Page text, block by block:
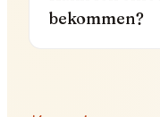
bekommen?